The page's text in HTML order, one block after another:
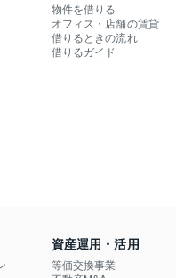
物件を借りる
オフィス・店舗の賃貸
借りるときの流れ
借りるガイド
資産運用・活用
等価交換事業